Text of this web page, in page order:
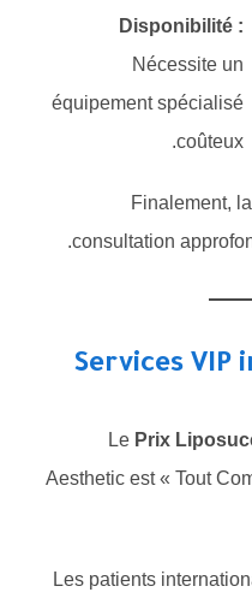
Disponibilité
Nécessite
équipement
consultation
Services
LePrix
Aesthetic est « Tout
Les patients